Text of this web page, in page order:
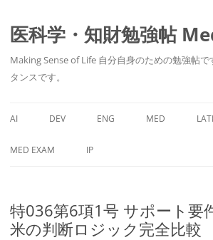
医科学・知財勉強帖
Making Sense of Life 自分自身のための勉強帖
タンスです。
AI DEV ENG MED
MED EXAM IP
特036第6項1号 サポート要
米の判断ロジック完全比較